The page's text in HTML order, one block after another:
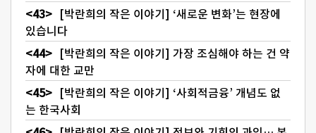
[박란희의 작은 이야기] ‘새로운 변화’는 현장에
있습니다
[박란희의 작은 이야기] 가장 조심해야 하는 건 약
자에 대한 교만
[박란희의 작은 이야기] ‘사회적금융’ 개념도 없
는 한국사회